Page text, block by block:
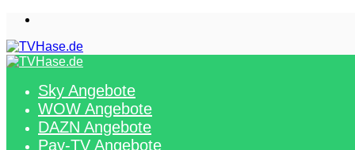
Sky Angebote
WOW Angebote
DAZN Angebote
Pay-TV Angebote